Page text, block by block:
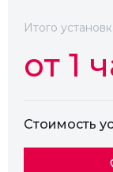
Итого
от 1
Стоимость